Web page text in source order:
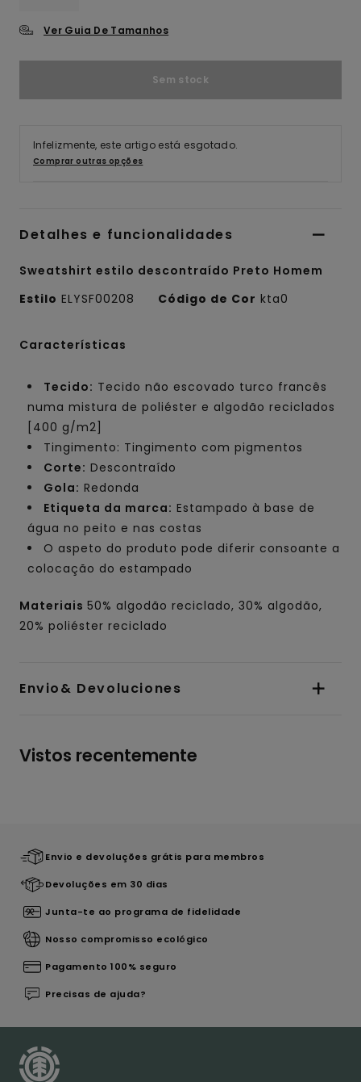
Ver Guia De Tamanhos
Sem stock
Infelizmente, este artigo está esgotado.
Comprar outras opções
Detalhes e funcionalidades
Sweatshirt estilo descontraído Preto Homem
Estilo ELYSF00208 Código de Cor kta0
Características
Tecido: Tecido não escovado turco francês
numa mistura de poliéster e algodão reciclados
[400 g/m2]
Tingimento: Tingimento com pigmentos
Corte: Descontraído
Gola: Redonda
Etiqueta da marca: Estampado à base de
água no peito e nas costas
O aspeto do produto pode diferir consoante a
colocação do estampado
Materiais 50% algodão reciclado, 30% algodão,
20% poliéster reciclado
Envio& Devoluciones
Vistos recentemente
Envio e devoluções grátis para membros
Devoluções em 30 dias
Junta-te ao programa de fidelidade
Nosso compromisso ecológico
Pagamento 100% seguro
Precisas de ajuda?